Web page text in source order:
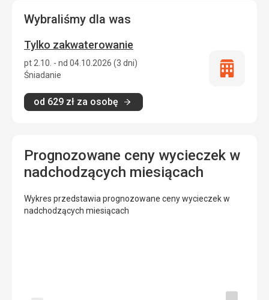
Wybraliśmy dla was
Tylko zakwaterowanie
pt 2.10. - nd 04.10.2026 (3 dni)
Śniadanie
od 629 zł za osobę
Tylko
Prognozowane ceny wycieczek w
nadchodzących miesiącach
Wykres przedstawia prognozowane ceny wycieczek w
nadchodzących miesiącach